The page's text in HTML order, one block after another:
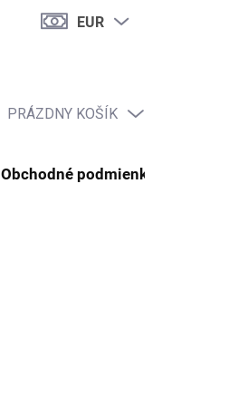
EUR
NÁKUPNÝ KOŠÍK
PRÁZDNY KOŠÍK
Obchodné podmienky